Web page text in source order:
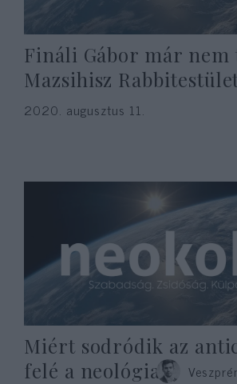
Fináli Gábor már nem
Mazsihisz
2020. augusztus 11.
Miért sodródik az
felé a neológia?